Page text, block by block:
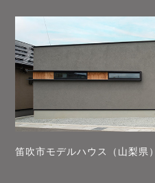
笛吹市モデルハウス（山梨県）